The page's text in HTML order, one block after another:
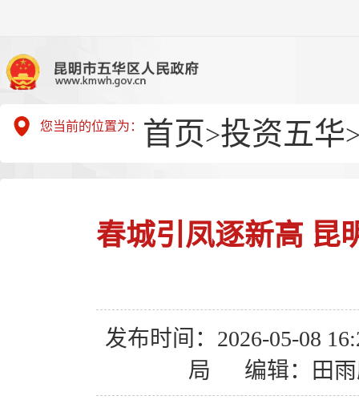
您当前的位置为： 首页>投资五华
春城引凤逐新高 昆
发布时间：2026-05-08
局
编辑：田